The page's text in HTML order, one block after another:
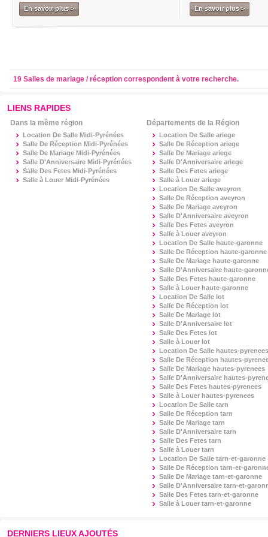
En savoir plus > En savoir plus >
19 Salles de mariage / réception correspondent à votre recherche.
LIENS RAPIDES
Dans la même région
Location De Salle Midi-Pyrénées
Salle De Réception Midi-Pyrénées
Salle De Mariage Midi-Pyrénées
Salle D'Anniversaire Midi-Pyrénées
Salle Des Fetes Midi-Pyrénées
Salle à Louer Midi-Pyrénées
Départements de la Région
Location De Salle ariege
Salle De Réception ariege
Salle De Mariage ariege
Salle D'Anniversaire ariege
Salle Des Fetes ariege
Salle à Louer ariege
Location De Salle aveyron
Salle De Réception aveyron
Salle De Mariage aveyron
Salle D'Anniversaire aveyron
Salle Des Fetes aveyron
Salle à Louer aveyron
Location De Salle haute-garonne
Salle De Réception haute-garonne
Salle De Mariage haute-garonne
Salle D'Anniversaire haute-
Salle Des Fetes haute-garonne
Salle à Louer haute-garonne
Location De Salle lot
Salle De Réception lot
Salle De Mariage lot
Salle D'Anniversaire lot
Salle Des Fetes lot
Salle à Louer lot
Location De Salle hautes-pyrenees
Salle De Réception hautes-
Salle De Mariage hautes-pyrenees
Salle D'Anniversaire hautes-
Salle Des Fetes hautes-pyrenees
Salle à Louer hautes-pyrenees
Location De Salle tarn
Salle De Réception tarn
Salle De Mariage tarn
Salle D'Anniversaire tarn
Salle Des Fetes tarn
Salle à Louer tarn
Location De Salle tarn-et-garonne
Salle De Réception tarn-et-
Salle De Mariage tarn-et-garonne
Salle D'Anniversaire tarn-et-
Salle Des Fetes tarn-et-garonne
Salle à Louer tarn-et-garonne
DERNIERS LIEUX AJOUTÉS